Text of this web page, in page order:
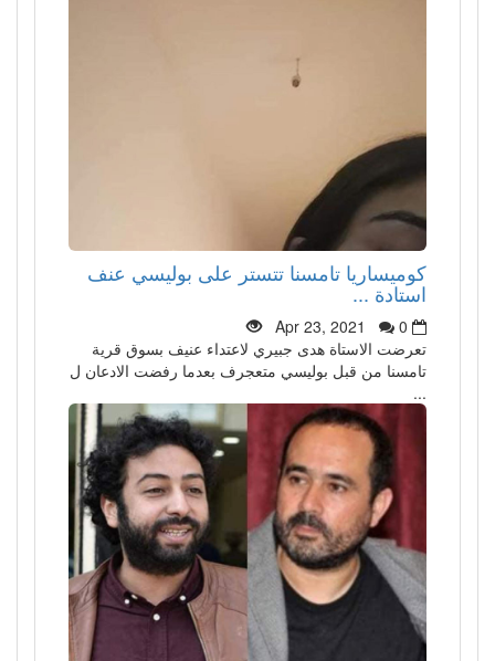
كوميساريا تامسنا تتستر على بوليسي عنف
استادة ...
Apr 23, 2021
0
تعرضت الاستاة هدى جبيري لاعتداء عنيف بسوق قرية
تامسنا من قبل بوليسي متعجرف بعدما رفضت الادعان ل
...